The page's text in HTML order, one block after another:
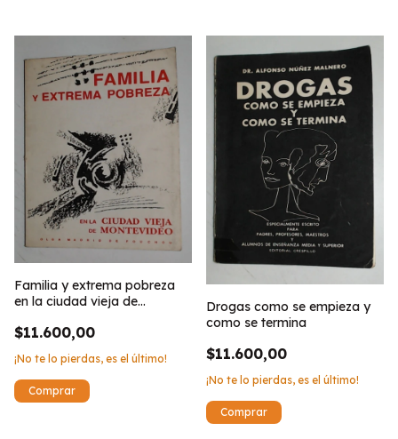
Familia y extrema pobreza
en la ciudad vieja de
$11.600,00
¡No te lo pierdas, es el último!
Drogas como se empieza y
como se termina
$11.600,00
¡No te lo pierdas, es el último!